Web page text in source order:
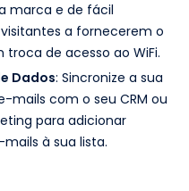
marca e de fácil
a fornecerem o
de acesso ao WiFi.
Dados: Sincronize a sua
com o seu CRM ou
para adicionar
à sua lista.